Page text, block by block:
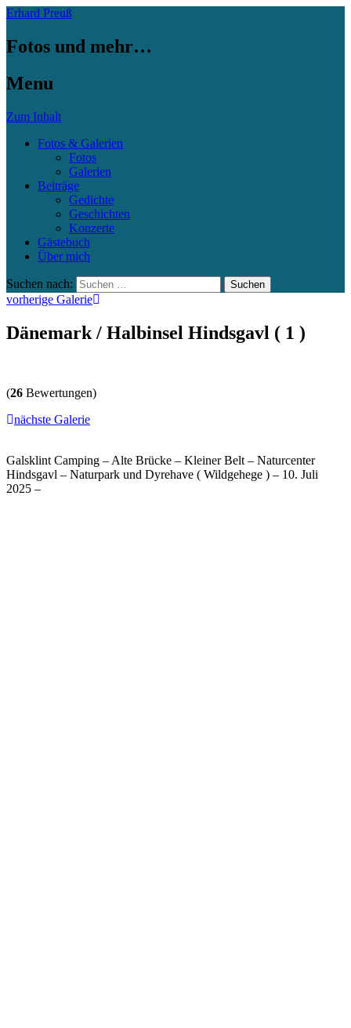
Erhard Preuß
Fotos und mehr…
Menu
Zum Inhalt
Fotos & Galerien
Fotos
Galerien
Beiträge
Gedichte
Geschichten
Konzerte
Gästebuch
Über mich
Suchen nach:
vorherige Galerie
Dänemark / Halbinsel Hindsgavl ( 1 )
(26 Bewertungen)
nächste Galerie
Galsklint Camping – Alte Brücke – Kleiner Belt – Naturcenter
Hindsgavl – Naturpark und Dyrehave ( Wildgehege ) – 10. Juli
2025 –